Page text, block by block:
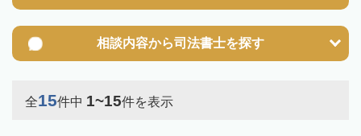
相談内容から司法書士を探す
全15件中 1~15件を表示